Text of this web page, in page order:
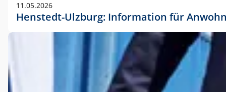
11.05.2026
Henstedt-Ulzburg: Information für